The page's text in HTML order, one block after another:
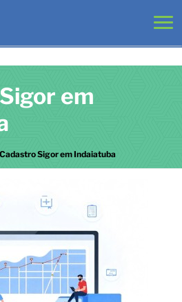
em
Cadastro Sigor em Indaiatuba